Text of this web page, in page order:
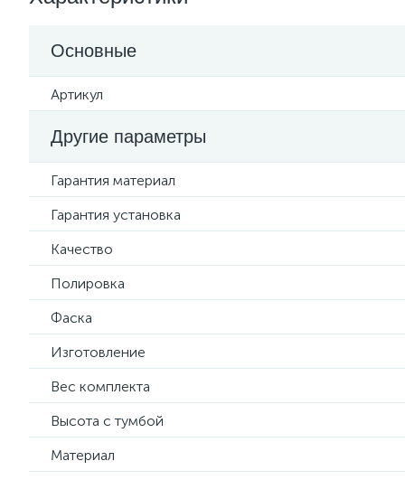
Основные
Артикул
Другие параметры
Гарантия материал
Гарантия установка
Качество
Полировка
Фаска
Изготовление
Вес комплекта
Высота с тумбой
Материал